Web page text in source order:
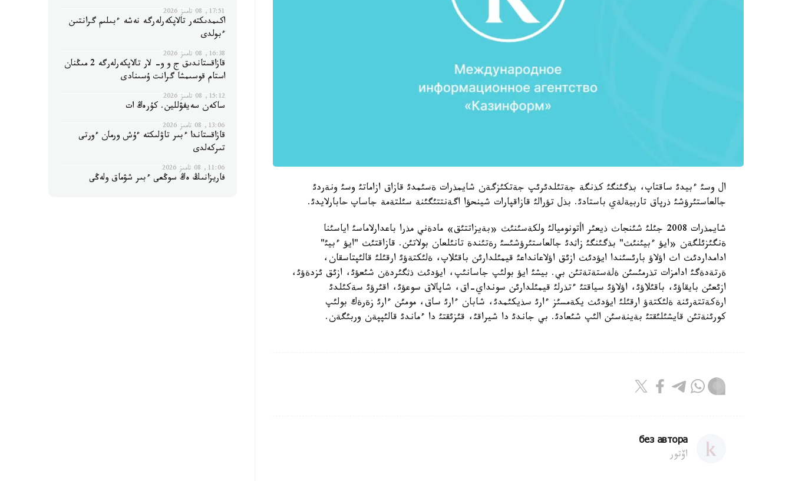
ال وسئ ءبيدئ ساقتاپ، بذگئنگئ كذنگة جةتئلدئرئپ جةتكئزگةن شايمذرات ةسئمدئ قازاق ازاماتئ وسئ ونةردئ
جالعاستئرؤشئ ذرپاق تاربيةلةي باستادئ. بذل تؤرالئ قازاقپارات شينحؤا اگةنتتئگئنة سئلتةمة جاساپ حابارلايدئ.
شايمذرات 2008 جئلئ شئنجاث ذيعئر اأتونوميالئ ولكةسئنئث «بةيزاتتئق» مادةني مذرا باعدارلاماسئ اياسئنا
ةنگئزئلگةن «ايؤ ءبيئنئث" بذگئنگئ زاثدئ جالعاستئرؤشئسئ رةتئندة تانئلعان بولاتئن. قازاقتئث "ايؤ ءبيئ"
ادامداردئث اث اؤلاؤ بارئسئندا ايؤدئث ازئق اؤلاعانداعئ قيمئلدارئن باقئلاپ، ةلئكتةؤئ ارقئلئ قالئپتاسقان،
ةرتةدةگئ ادامزات تذرمئسئن ةلةستةتةتئن بي. بيشئ ايؤ بولئپ جاسانئپ، ايؤدئث ذثگئردةن شئعؤئ، ازئق ئزدةؤئ،
ازئعئن بايقاؤئ، باقئلاؤئ، اؤلاؤئ سياقتئ ءتذرلئ قيمئلدارئن سونداي-اق، شاپالاق سوعؤئ، اقئرؤئ سةكئلدئ
ارةكةتتةرئنة ةلئكتةؤ ارقئلئ ايؤدئث يكةمسئز ءارئ سذيكئمدئ، شابان ءارئ ساق، مومئن ءارئ زةرةك بولئپ
كورئنةتئن قايشئلئقتئ بةينةسئن الئپ شئعادئ. بي جاندئ دا شيراقئ، قئزئقتئ دا ءماندئ قالئپپةن وربئگةن.
без автора
اۆتور
17:51, 08 تامىز 2026
اكىمدىكتەر تالاپكەرلەرگە نەشە ءبىلىم گرانتىن
ءبولدى
16:38, 08 تامىز 2026
قازاقستاندىق ج و و- لار تالاپكەرلەرگە 2 مىڭنان
استام قوسىمشا گرانت ۇسىنادى
15:12, 08 تامىز 2026
ساكەن سەيفۋللين. كۇرەڭ ات
13:06, 08 تامىز 2026
قازاقستاندا ءبىر تاۋلىكتە ءۇش ورمان ءورتى
تىركەلدى
11:06, 08 تامىز 2026
فاريزانىڭ ەڭ سوڭعى ءبىر شۋماق ولەڭى